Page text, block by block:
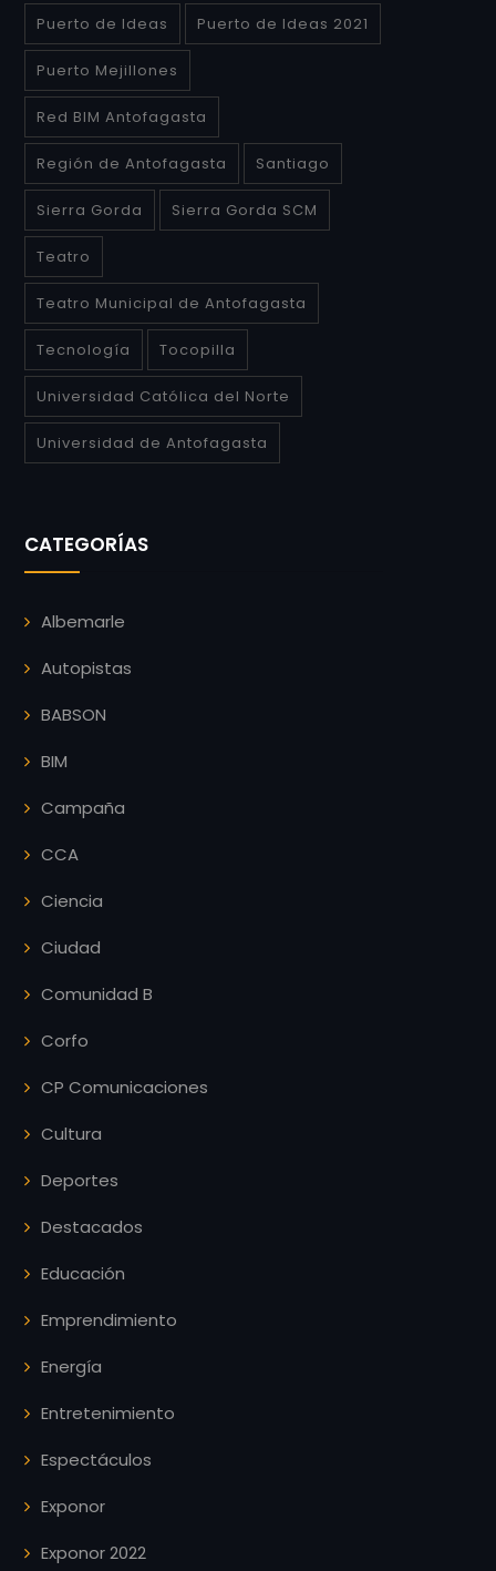
Puerto de Ideas Puerto de Ideas 2021
Puerto Mejillones
Red BIM Antofagasta
Región de Antofagasta Santiago
Sierra Gorda Sierra Gorda SCM
Teatro
Teatro Municipal de Antofagasta
Tecnología Tocopilla
Universidad Católica del Norte
Universidad de Antofagasta
CATEGORÍAS
Albemarle
Autopistas
BABSON
BIM
Campaña
CCA
Ciencia
Ciudad
Comunidad B
Corfo
CP Comunicaciones
Cultura
Deportes
Destacados
Educación
Emprendimiento
Energía
Entretenimiento
Espectáculos
Exponor
Exponor 2022